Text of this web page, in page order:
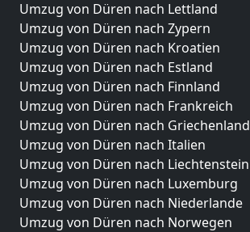
Umzug von Düren nach Lettland
Umzug von Düren nach Zypern
Umzug von Düren nach Kroatien
Umzug von Düren nach Estland
Umzug von Düren nach Finnland
Umzug von Düren nach Frankreich
Umzug von Düren nach Griechenland
Umzug von Düren nach Italien
Umzug von Düren nach Liechtenstein
Umzug von Düren nach Luxemburg
Umzug von Düren nach Niederlande
Umzug von Düren nach Norwegen